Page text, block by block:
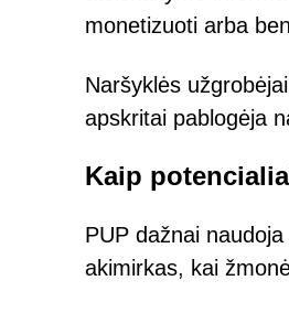
monetizuoti arba
Naršyklės
apskritai pablogėja
Kaip
PUP dažnai
akimirkas, kai